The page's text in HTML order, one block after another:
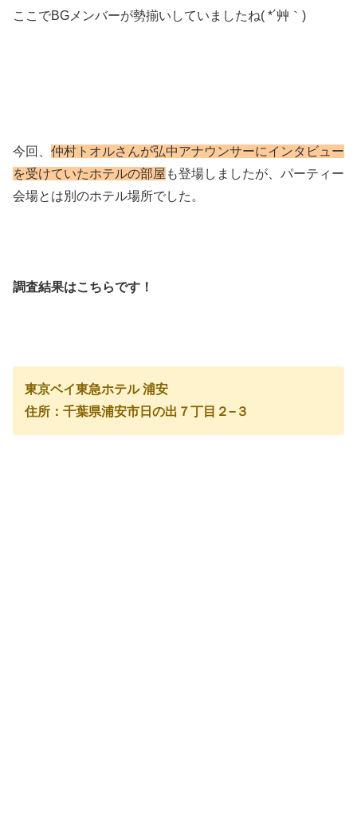
ここでBGメンバーが勢揃いしていましたね( *´艸｀)
今回、 仲村トオルさんが弘中アナウンサーにインタビュー
を受けていたホテルの部屋 も登場しましたが、パーティー
会場とは別のホテル場所でした。
調査結果はこちらです！
東京ベイ東急ホテル 浦安
住所：千葉県浦安市日の出７丁目２−３